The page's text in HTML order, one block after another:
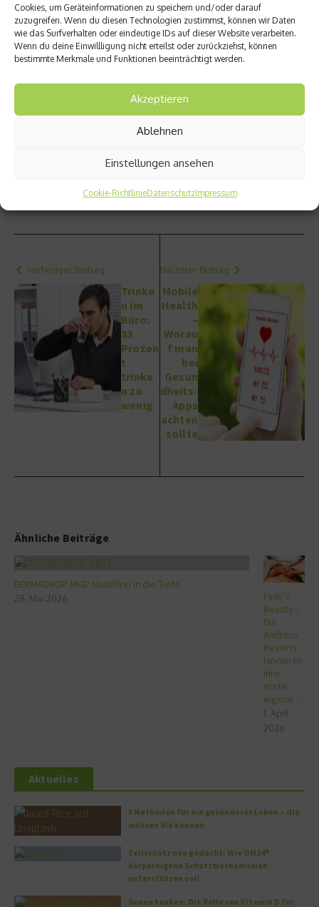
Cookies, um Geräteinformationen zu speichern und/oder darauf
zuzugreifen. Wenn du diesen Technologien zustimmst, können wir Daten
wie das Surfverhalten oder eindeutige IDs auf dieser Website verarbeiten.
Wenn du deine Einwillligung nicht erteilst oder zurückziehst, können
bestimmte Merkmale und Funktionen beeinträchtigt werden.
Akzeptieren
Ablehnen
Einstellungen ansehen
Cookie-RichtlinieDatenschutzImpressum
langjähriger Präsident der
Deutschen Gesellschaft
für Gefäßmedizin. Seit
Mitte 2014 leitet er als Ärztlicher Direktor die
renommierte Max Grundig Klinik in Bühl. Alle Beiträge
dieser Serie zum Nachlesen unter
Hier gibt es alle Beiträge der Serie Gesund mit Diehm
Beitrag teilen
vorheriger Beitrag
Trinke
n im
Büro:
33
Prozen
t
trinke
n zu
wenig
Nächster Beitrag
Mobile
Health
–
Worau
f man
bei
Gesun
dheits-
Apps
achten
sollte
Ähnliche Beiträge
DERMADROP MED: Nadelfrei in die Tiefe
28. Mai 2026
Finki’s
Beauty –
Die
Andreus
Resorts
lancieren
ihre
erste
eigene ...
1. April
2026
Aktuelles
5 Methoden für ein gesünderes Leben – die
müssen Sie kennen
Zellschutz neu gedacht: Wie OM24®
körpereigene Schutzmechanismen
unterstützen soll
Sonne tanken: Die Rolle von Vitamin D für